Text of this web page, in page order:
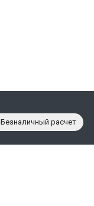
Безналичный расчет